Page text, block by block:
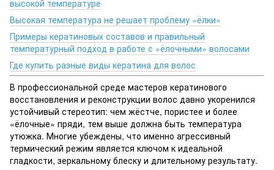
высокой температуре
Высокая температура не решает проблему «ёлки»
Примеры кератиновых составов и правильный
температурный подход в работе с «ёлочными» волосами
Где купить разные виды кератина для волос
В профессиональной среде мастеров кератинового
восстановления и реконструкции волос давно укоренился
устойчивый стереотип: чем жёстче, пористее и более
«ёлочные» пряди, тем выше должна быть температура
утюжка. Многие убеждены, что именно агрессивный
термический режим является ключом к идеальной
гладкости, зеркальному блеску и длительному результату.